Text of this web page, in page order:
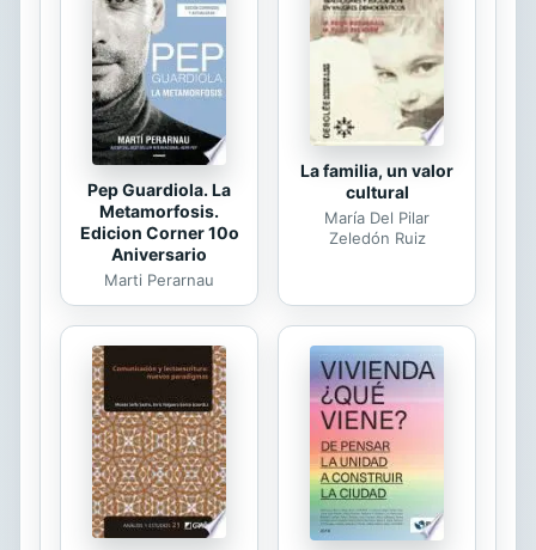
pequeños que están aprendiendo a
leer. ¡La biblioteca ha organizado un
día para leerle a las mascotas! Hay
muchas cosas que un...
Pep Guardiola. La
Metamorfosis.
Edicion Corner 10o
Aniversario
Marti Perarnau
La familia, un valor
cultural
María Del Pilar
Zeledón Ruiz